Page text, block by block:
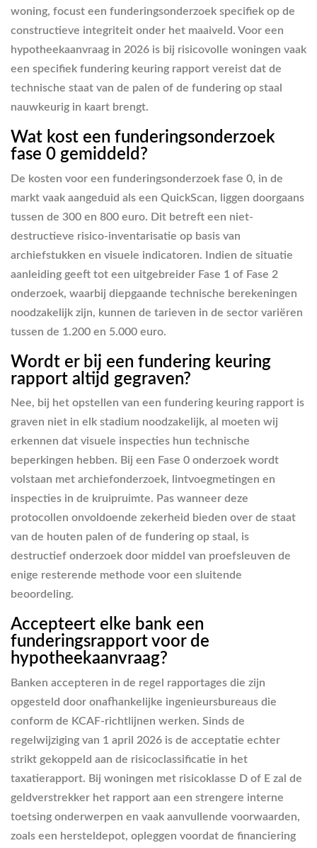
woning, focust een funderingsonderzoek specifiek op de
constructieve integriteit onder het maaiveld. Voor een
hypotheekaanvraag in 2026 is bij risicovolle woningen vaak
een specifiek fundering keuring rapport vereist dat de
technische staat van de palen of de fundering op staal
nauwkeurig in kaart brengt.
Wat kost een funderingsonderzoek
fase 0 gemiddeld?
De kosten voor een funderingsonderzoek fase 0, in de
markt vaak aangeduid als een QuickScan, liggen doorgaans
tussen de 300 en 800 euro. Dit betreft een niet-
destructieve risico-inventarisatie op basis van
archiefstukken en visuele indicatoren. Indien de situatie
aanleiding geeft tot een uitgebreider Fase 1 of Fase 2
onderzoek, waarbij diepgaande technische berekeningen
noodzakelijk zijn, kunnen de tarieven in de sector variëren
tussen de 1.200 en 5.000 euro.
Wordt er bij een fundering keuring
rapport altijd gegraven?
Nee, bij het opstellen van een fundering keuring rapport is
graven niet in elk stadium noodzakelijk, al moeten wij
erkennen dat visuele inspecties hun technische
beperkingen hebben. Bij een Fase 0 onderzoek wordt
volstaan met archiefonderzoek, lintvoegmetingen en
inspecties in de kruipruimte. Pas wanneer deze
protocollen onvoldoende zekerheid bieden over de staat
van de houten palen of de fundering op staal, is
destructief onderzoek door middel van proefsleuven de
enige resterende methode voor een sluitende
beoordeling.
Accepteert elke bank een
funderingsrapport voor de
hypotheekaanvraag?
Banken accepteren in de regel rapportages die zijn
opgesteld door onafhankelijke ingenieursbureaus die
conform de KCAF-richtlijnen werken. Sinds de
regelwijziging van 1 april 2026 is de acceptatie echter
strikt gekoppeld aan de risicoclassificatie in het
taxatierapport. Bij woningen met risicoklasse D of E zal de
geldverstrekker het rapport aan een strengere interne
toetsing onderwerpen en vaak aanvullende voorwaarden,
zoals een hersteldepot, opleggen voordat de financiering